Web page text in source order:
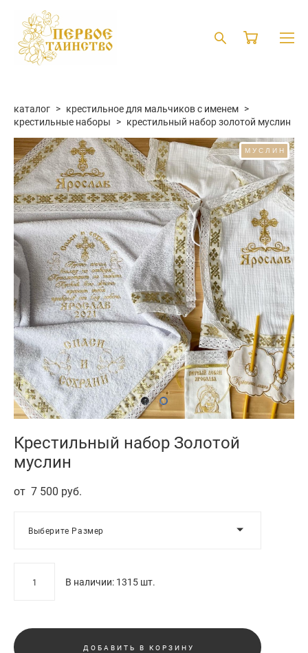
каталог > крестильное для мальчиков с именем >
крестильные наборы > крестильный набор золотой муслин
МУСЛИН
Крестильный набор Золотой
муслин
от 7 500 pуб.
Выберите Размер
В наличии: 1315 шт.
ДОБАВИТЬ В КОРЗИНУ